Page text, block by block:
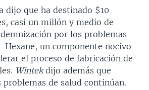
dijo que ha destinado $10
casi un millón y medio de
por los problemas
Hexane, un componente nocivo
el proceso de fabricación de
Wintekdijo además que
problemas de salud continúan.